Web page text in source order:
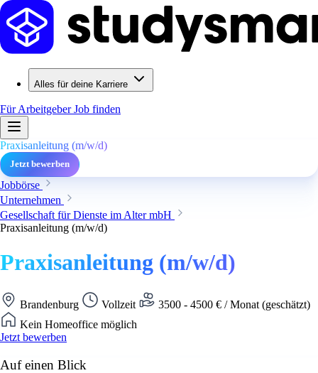
Alles für deine Karriere
Für ArbeitgeberJob finden
Praxisanleitung (m/w/d)
Jetzt bewerben
Jobbörse
Unternehmen
Gesellschaft für Dienste im Alter mbH
Praxisanleitung (m/w/d)
Praxisanleitung (m/w/d)
Brandenburg Vollzeit
3500 - 4500 € / Monat (geschätzt)
Kein Homeoffice möglich
Jetzt bewerben
Auf einen Blick